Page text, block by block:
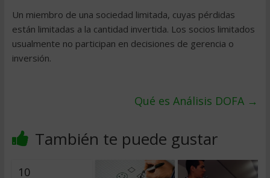
Un miembro de una sociedad limitada, cuyas pérdidas
están limitadas a la cantidad invertida. Los socios limitados
usualmente no participan en decisiones de gerencia o
inversión.
Qué es Análisis DOFA →
También te puede gustar
10